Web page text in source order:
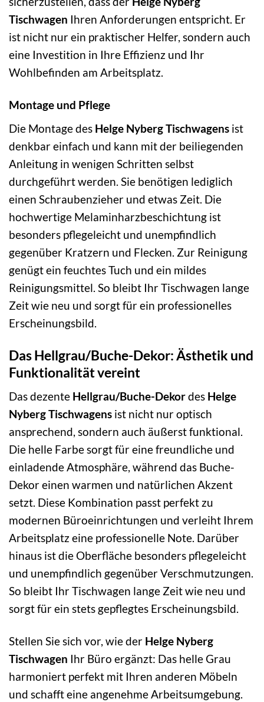
Tischwagen Ihren Anforderungen entspricht. Er
ist nicht nur ein praktischer Helfer, sondern auch
eine Investition in Ihre Effizienz und Ihr
Wohlbefinden am Arbeitsplatz.
Montage und Pflege
Die Montage des Helge Nyberg Tischwagens ist
denkbar einfach und kann mit der beiliegenden
Anleitung in wenigen Schritten selbst
durchgeführt werden. Sie benötigen lediglich
einen Schraubenzieher und etwas Zeit. Die
hochwertige Melaminharzbeschichtung ist
besonders pflegeleicht und unempfindlich
gegenüber Kratzern und Flecken. Zur Reinigung
genügt ein feuchtes Tuch und ein mildes
Reinigungsmittel. So bleibt Ihr Tischwagen lange
Zeit wie neu und sorgt für ein professionelles
Erscheinungsbild.
Das Hellgrau/Buche-Dekor: Ästhetik und
Funktionalität vereint
Das dezente Hellgrau/Buche-Dekordes Helge
Nyberg Tischwagens ist nicht nur optisch
ansprechend, sondern auch äußerst funktional.
Die helle Farbe sorgt für eine freundliche und
einladende Atmosphäre, während das Buche-
Dekor einen warmen und natürlichen Akzent
setzt. Diese Kombination passt perfekt zu
modernen Büroeinrichtungen und verleiht Ihrem
Arbeitsplatz eine professionelle Note. Darüber
hinaus ist die Oberfläche besonders pflegeleicht
und unempfindlich gegenüber Verschmutzungen.
So bleibt Ihr Tischwagen lange Zeit wie neu und
sorgt für ein stets gepflegtes Erscheinungsbild.
Stellen Sie sich vor, wie der Helge Nyberg
Tischwagen Ihr Büro ergänzt: Das helle Grau
harmoniert perfekt mit Ihren anderen Möbeln
und schafft eine angenehme Arbeitsumgebung.